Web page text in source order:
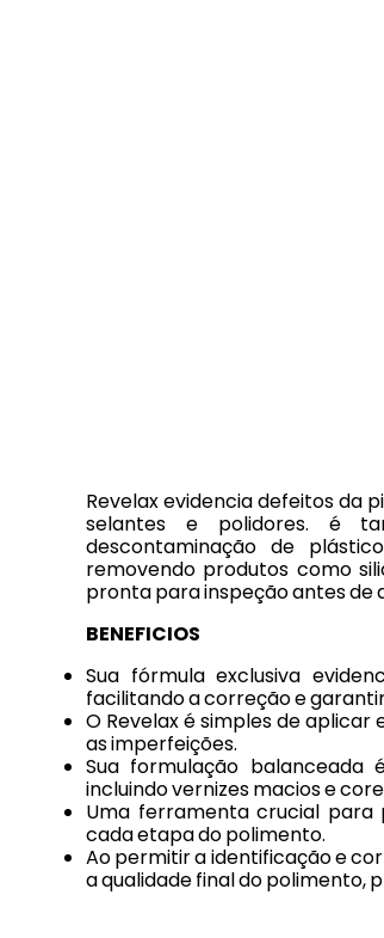
Revelax evidencia defeitos da
selantes e polidores. é
descontaminação de
removendo produtos como
pronta para inspeção antes de
BENEFICIOS
Sua fórmula exclusiva
facilitando a correção e
O Revelax é simples de
as imperfeições.
Sua formulação
incluindo vernizes macios e
Uma ferramenta crucial para
cada etapa do polimento.
Ao permitir a identificação e
a qualidade final do polimento,